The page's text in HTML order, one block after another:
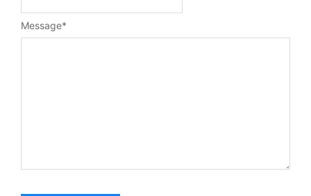
Message*